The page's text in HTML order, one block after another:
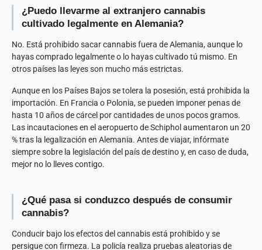
¿Puedo llevarme al extranjero cannabis
cultivado legalmente en Alemania?
No. Está prohibido sacar cannabis fuera de Alemania, aunque lo
hayas comprado legalmente o lo hayas cultivado tú mismo. En
otros países las leyes son mucho más estrictas.
Aunque en los Países Bajos se tolera la posesión, está prohibida la
importación. En Francia o Polonia, se pueden imponer penas de
hasta 10 años de cárcel por cantidades de unos pocos gramos.
Las incautaciones en el aeropuerto de Schiphol aumentaron un 20
% tras la legalización en Alemania. Antes de viajar, infórmate
siempre sobre la legislación del país de destino y, en caso de duda,
mejor no lo lleves contigo.
¿Qué pasa si conduzco después de consumir
cannabis?
Conducir bajo los efectos del cannabis está prohibido y se
persigue con firmeza. La policía realiza pruebas aleatorias de